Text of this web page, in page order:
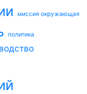
миссия окружающая
политика